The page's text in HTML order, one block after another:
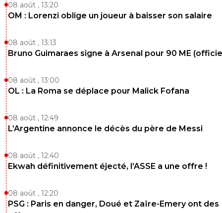
08 août , 13:20
OM : Lorenzi oblige un joueur à baisser son salaire
08 août , 13:13
Bruno Guimaraes signe à Arsenal pour 90 ME
08 août , 13:00
OL : La Roma se déplace pour Malick Fofana
08 août , 12:49
L’Argentine annonce le décès du père de Messi
08 août , 12:40
Ekwah définitivement éjecté, l’ASSE a une offre !
08 août , 12:20
PSG : Paris en danger, Doué et Zaïre-Emery ont des